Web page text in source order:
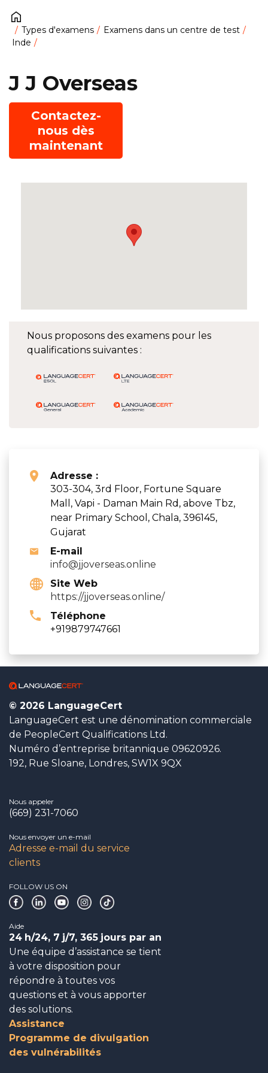
Types d'examens
Examens dans un centre de test
Inde
Nous proposons des examens pour les
qualifications suivantes :
Adresse :
303-304, 3rd Floor, Fortune Square
Mall, Vapi - Daman Main Rd, above Tbz,
near Primary School, Chala, 396145,
Gujarat
E-mail
info@jjoverseas.online
Site Web
https://jjoverseas.online/
Téléphone
+919879747661
J J Overseas
Contactez-
nous dès
maintenant
© 2026 LanguageCert
LanguageCert est une dénomination commerciale
de PeopleCert Qualifications Ltd.
Numéro d’entreprise britannique 09620926.
192, Rue Sloane, Londres, SW1X 9QX
Nous appeler
(669) 231-7060
Nous envoyer un e-mail
Adresse e-mail du service
clients
FOLLOW US ON
Aide
24 h/24, 7 j/7, 365 jours par an
Une équipe d’assistance se tient
à votre disposition pour
répondre à toutes vos
questions et à vous apporter
des solutions.
Assistance
Programme de divulgation
des vulnérabilités